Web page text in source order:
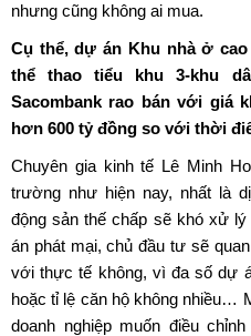
nhưng cũng không ai mua.
Cụ thể, dự án Khu nhà ở
thể thao tiểu khu 3-khu
Sacombank rao bán với giá
hơn 600 tỷ đồng so với thời
Chuyên gia kinh tế Lê Minh
trường như hiện nay, nhất là
động sản thế chấp sẽ khó xử
án phát mại, chủ đầu tư sẽ
với thực tế không, vì đa số dự
hoặc tỉ lệ căn hộ không nhiều…
doanh nghiệp muốn điều